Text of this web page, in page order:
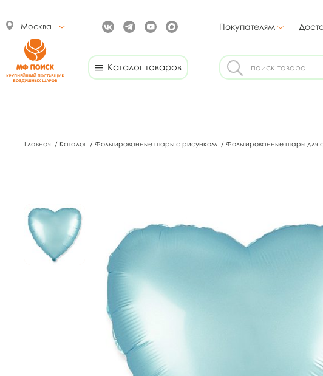
Москва Покупателям
Каталог товаров
Главная / Каталог / Фольгированные шары с рисунком / Фольгированные шары для